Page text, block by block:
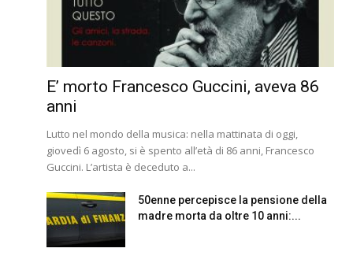
E’ morto Francesco Guccini, aveva 86
anni
Lutto nel mondo della musica: nella mattinata di oggi,
giovedì 6 agosto, si è spento all’età di 86 anni, Francesco
Guccini. L’artista è deceduto a...
50enne percepisce la pensione della
madre morta da oltre 10 anni:...